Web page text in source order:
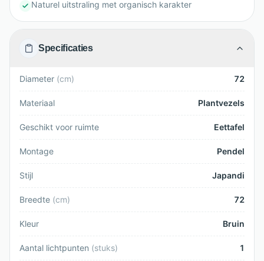
Naturel uitstraling met organisch karakter
Specificaties
Diameter (cm) 72
Materiaal Plantvezels
Geschikt voor ruimte Eettafel
Montage Pendel
Stijl Japandi
Breedte (cm) 72
Kleur Bruin
Aantal lichtpunten (stuks) 1